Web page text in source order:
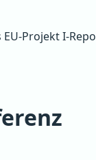
Projekt I-